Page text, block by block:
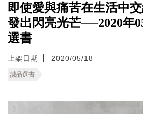
即使愛與痛苦在生活中
發出閃亮光芒──2020年
選書
上架日期 2020/05/18
誠品選書